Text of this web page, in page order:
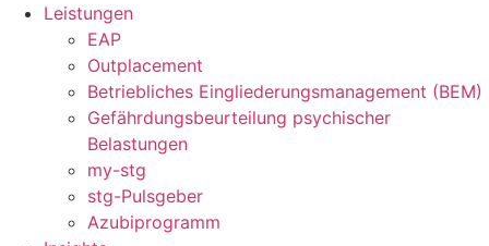
Leistungen
EAP
Outplacement
Betriebliches Eingliederungsmanagement (BEM)
Gefährdungsbeurteilung psychischer
Belastungen
my-stg
stg-Pulsgeber
Azubiprogramm